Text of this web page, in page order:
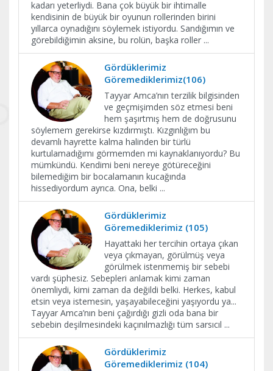
kadarı yeterliydi. Bana çok büyük bir ihtimalle
kendisinin de büyük bir oyunun rollerinden birini
yıllarca oynadığını söylemek istiyordu. Sandığımın ve
görebildiğimin aksine, bu rolün, başka roller ...
Gördüklerimiz
Göremediklerimiz(106)
Tayyar Amca’nın terzilik bilgisinden
ve geçmişimden söz etmesi beni
hem şaşırtmış hem de doğrusunu
söylemem gerekirse kızdırmıştı. Kızgınlığım bu
devamlı hayrette kalma halinden bir türlü
kurtulamadığımı görmemden mi kaynaklanıyordu? Bu
mümkündü. Kendimi beni nereye götüreceğini
bilemediğim bir bocalamanın kucağında
hissediyordum ayrıca. Ona, belki ...
Gördüklerimiz
Göremediklerimiz (105)
Hayattaki her tercihin ortaya çıkan
veya çıkmayan, görülmüş veya
görülmek istenmemiş bir sebebi
vardı şüphesiz. Sebepleri anlamak kimi zaman
önemliydi, kimi zaman da değildi belki. Herkes, kabul
etsin veya istemesin, yaşayabileceğini yaşıyordu ya...
Tayyar Amca’nın beni çağırdığı gizli oda bana bir
sebebin deşilmesindeki kaçınılmazlığı tüm sarsıcıl ...
Gördüklerimiz
Göremediklerimiz (104)